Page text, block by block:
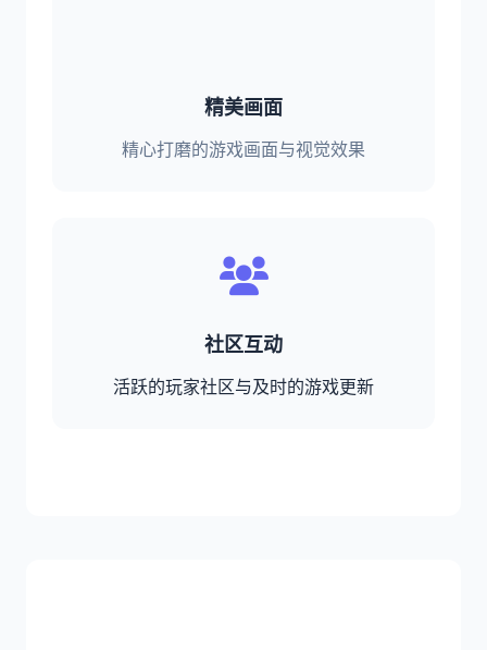
精美画面
精心打磨的游戏画面与视觉效果
社区互动
活跃的玩家社区与及时的游戏更新